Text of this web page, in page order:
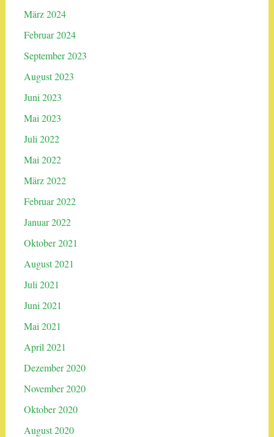
März 2024
Februar 2024
September 2023
August 2023
Juni 2023
Mai 2023
Juli 2022
Mai 2022
März 2022
Februar 2022
Januar 2022
Oktober 2021
August 2021
Juli 2021
Juni 2021
Mai 2021
April 2021
Dezember 2020
November 2020
Oktober 2020
August 2020